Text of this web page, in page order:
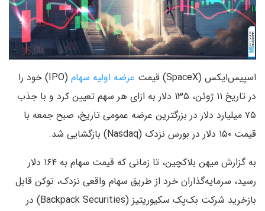
اسپیس‌ایکس (SpaceX) قیمت عرضه اولیه سهام
(IPO) خود را
در تاریخ ۱۱ ژوئن، ۱۳۵ دلار به ازای هر سهم تعیین کرد و با جذب
۷۵ میلیارد دلار در بزرگترین عرضه عمومی تاریخ، صبح جمعه با
قیمت ۱۵۰ دلار در بورس نزدک (Nasdaq) بازگشایی شد.
به گزارش میهن بلاکچین، تا زمانی که قیمت سهام به ۱۶۴ دلار
رسید، سرمایه‌گذاران خرد از طریق سهام واقعی نزدک، توکن قابل
بازخرید شرکت بک‌پک سکیوریتیز (Backpack Securities) در